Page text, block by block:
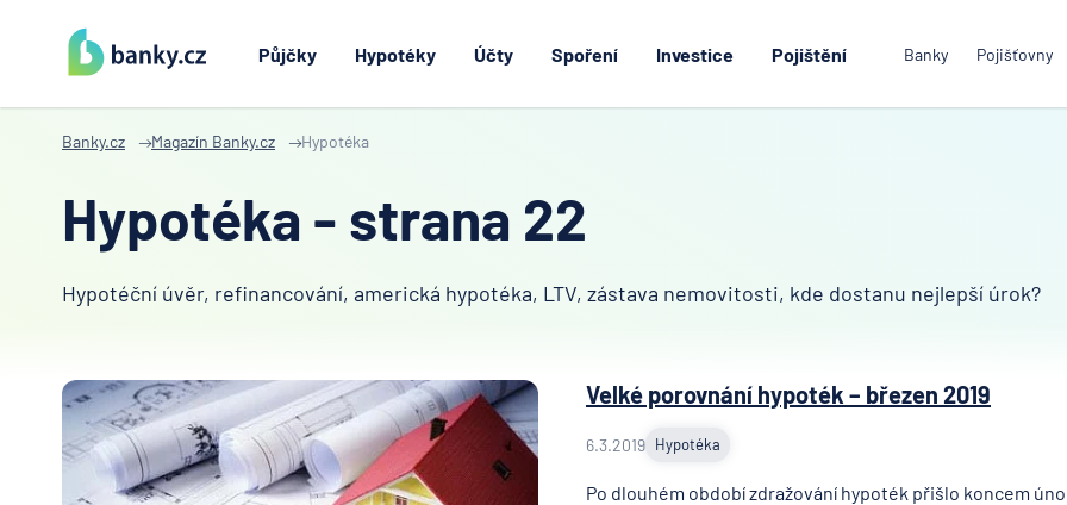
Půjčky Hypotéky Účty Spoření Investice Pojištění Banky Pojišťovny
Banky.cz Magazín Banky.cz Hypotéka
Hypotéka - strana 22
Hypotéční úvěr, refinancování, americká hypotéka, LTV, zástava nemovitosti, kde dostanu nejlepší úrok?
Velké porovnání hypoték – březen 2019
6.3.2019 Hypotéka
Po dlouhém období zdražování hypoték přišlo koncem